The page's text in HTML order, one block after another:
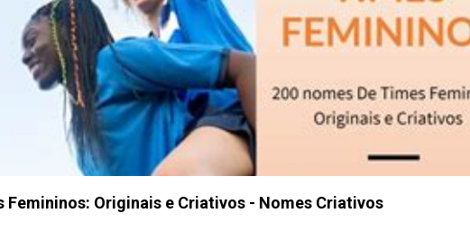
Femininos: Originais e Criativos - Nomes Criativos